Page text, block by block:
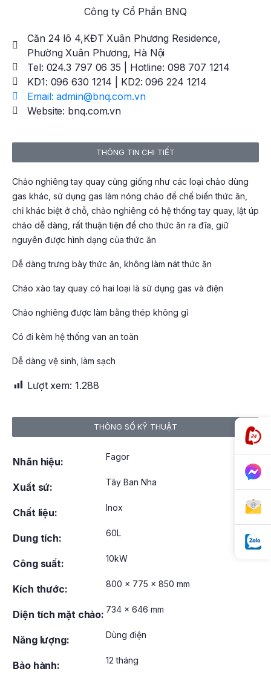
Công ty Cổ Phần BNQ
Căn 24 lô 4,KĐT Xuân Phương Residence,
Phường Xuân Phương, Hà Nội
Tel: 024.3 797 06 35 | Hotline: 098 707 1214
KD1: 096 630 1214 | KD2: 096 224 1214
Email: admin@bnq.com.vn
Website: bnq.com.vn
THÔNG TIN CHI TIẾT
Chảo nghiêng tay quay cũng giống như các loại chảo dùng
gas khác, sử dụng gas làm nóng chảo để chế biến thức ăn,
chỉ khác biệt ở chỗ, chảo nghiêng có hệ thống tay quay, lật úp
chảo dễ dàng, rất thuận tiện để cho thức ăn ra đĩa, giữ
nguyên được hình dạng của thức ăn
Dễ dàng trưng bày thức ăn, không làm nát thức ăn
Chảo xào tay quay có hai loại là sử dụng gas và điện
Chảo nghiêng được làm bằng thép không gỉ
Có đi kèm hệ thống van an toàn
Dễ dàng vệ sinh, làm sạch
Lượt xem: 1.288
THÔNG SỐ KỸ THUẬT
Nhãn hiệu: Fagor
Xuất sứ: Tây Ban Nha
Chất liệu: Inox
Dung tích: 60L
Công suất: 10kW
Kích thước: 800 x 775 x 850 mm
Diện tích mặt chảo: 734 x 646 mm
Năng lượng: Dùng điện
Bảo hành: 12 tháng